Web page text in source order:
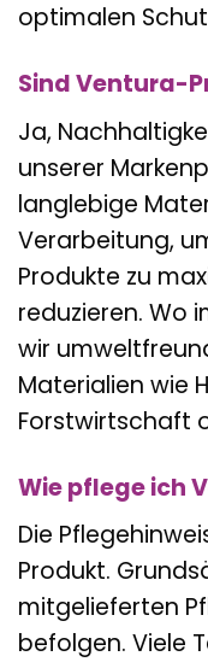
optimalen
Sind Ventura-
Ja,
unserer
langlebige
Verarbeitung,
Produkte zu
reduzieren. Wo
wir
Materialien wie
Forstwirtschaft
Wie pflege ich
Die
Produkt.
mitgelieferten
befolgen. Viele